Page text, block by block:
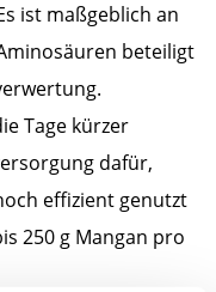
ist maßgeblich an
beteiligt
Tage kürzer
dafür,
effizient genutzt
250 g Mangan pro